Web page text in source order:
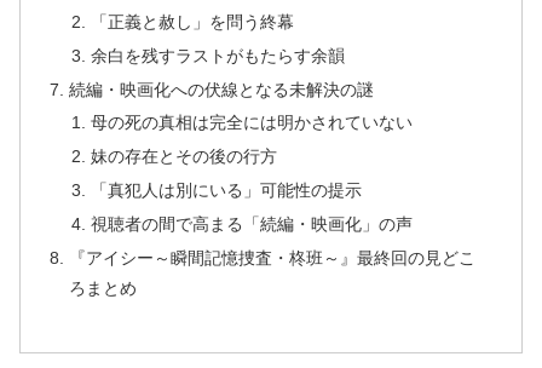
「正義と赦し」を問う終幕
余白を残すラストがもたらす余韻
続編・映画化への伏線となる未解決の謎
母の死の真相は完全には明かされていない
妹の存在とその後の行方
「真犯人は別にいる」可能性の提示
視聴者の間で高まる「続編・映画化」の声
『アイシー～瞬間記憶捜査・柊班～』最終回の見どこ
ろまとめ